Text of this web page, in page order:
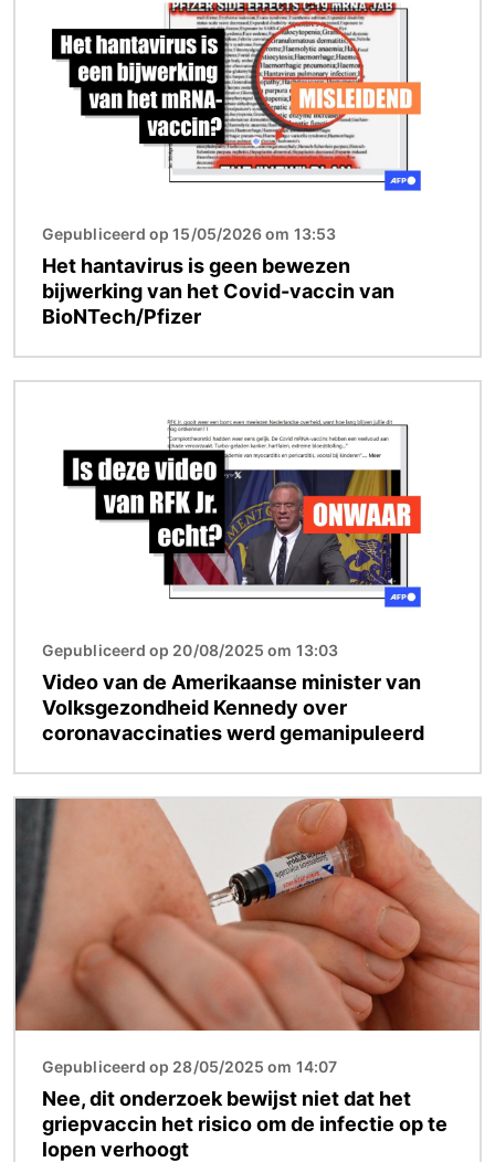
Gepubliceerd op 15/05/2026 om 13:53
Het hantavirus is geen bewezen
bijwerking van het Covid-vaccin van
BioNTech/Pfizer
Gepubliceerd op 20/08/2025 om 13:03
Video van de Amerikaanse minister van
Volksgezondheid Kennedy over
coronavaccinaties werd gemanipuleerd
Afbeelding
Gepubliceerd op 28/05/2025 om 14:07
Nee, dit onderzoek bewijst niet dat het
griepvaccin het risico om de infectie op te
lopen verhoogt